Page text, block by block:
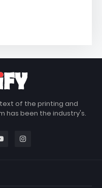
of the printing and
has been the industry's.